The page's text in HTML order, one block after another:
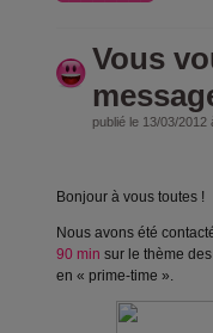
Vous
publié le 13/03/2012
Bonjour à vous toutes !
Nous avons été
90 min sur le thème
en « prime-time ».